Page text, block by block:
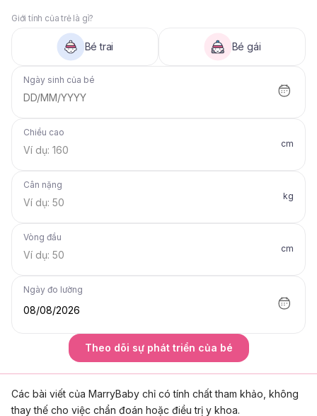
Giới tính của trẻ là gì?
Bé trai Bé gái
Ngày sinh của bé
DD/MM/YYYY
Chiều cao
cm
Cân nặng
kg
Vòng đầu
cm
Ngày đo lường
08/08/2026
Theo dõi sự phát triển của bé
Các bài viết của MarryBaby chỉ có tính chất tham khảo, không
thay thế cho việc chẩn đoán hoặc điều trị y khoa.